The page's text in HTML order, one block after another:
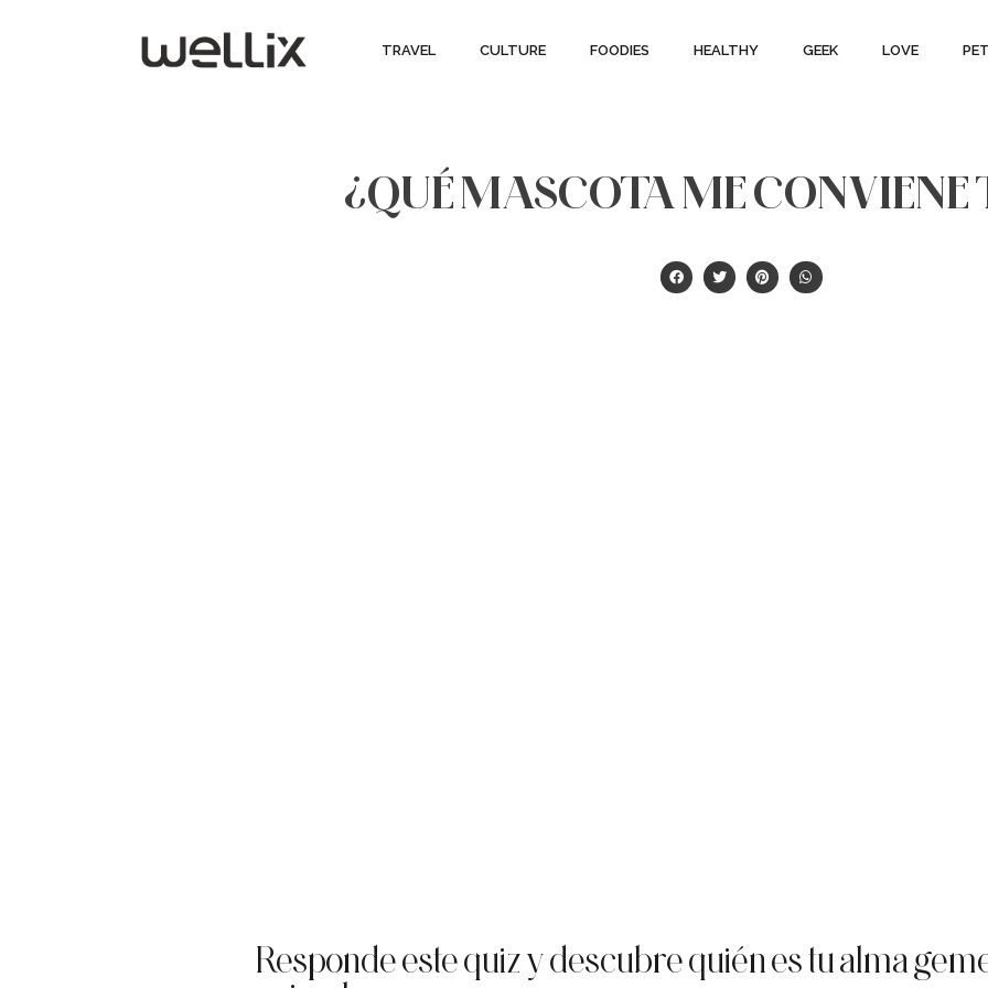
TRAVEL CULTURE FOODIES HEALTHY GEEK LOVE
¿QUÉ MASCOTA ME CONVIENE
Responde este quiz y descubre quién es tu alma